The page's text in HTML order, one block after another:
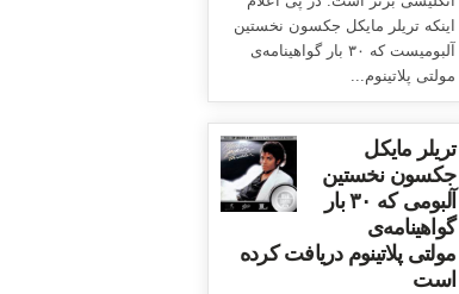
اینکه تریلر مایکل جکسون نخستین
آلبومیست که ۳۰ بار گواهینامه‌ی
مولتی پلاتینوم...
تریلر مایکل
جکسون نخستین
آلبومی که ۳۰ بار
گواهینامه‌ی
مولتی پلاتینوم دریافت کرده
است